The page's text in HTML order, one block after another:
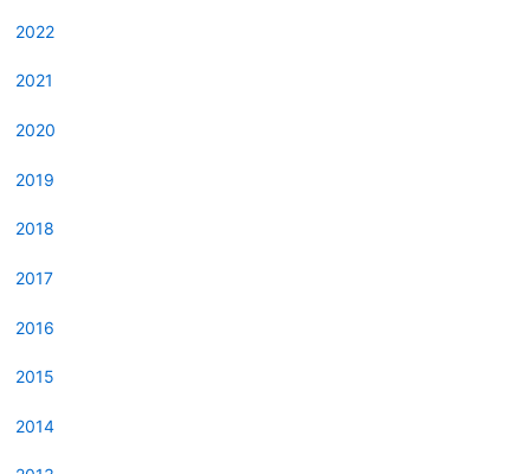
2022
2021
2020
2019
2018
2017
2016
2015
2014